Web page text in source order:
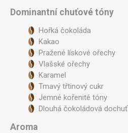
Dominantní chuťové tóny
Hořká čokoláda
Kakao
Pražené lískové ořechy
Vlašské ořechy
Karamel
Tmavý třtinový cukr
Jemné kořenité tóny
Dlouhá čokoládová dochuť
Aroma